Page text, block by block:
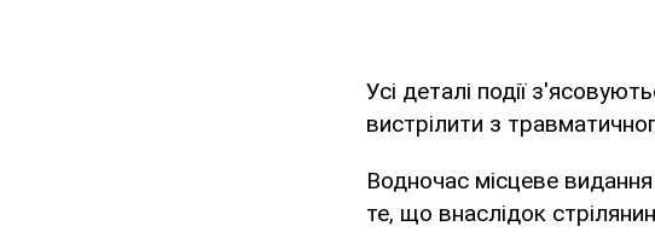
Усі деталі події
вистрілити з
Водночас місцеве
те, що внаслідок